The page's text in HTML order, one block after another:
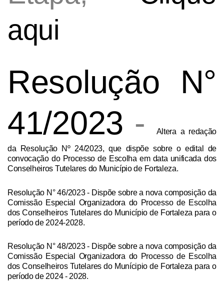
aqui
Resolução N°
41/2023 -
Altera a redação
da Resolução Nº 24/2023, que dispõe sobre o edital de
convocação do Processo de Escolha em data unificada dos
Conselheiros Tutelares do Município de Fortaleza.
Resolução N° 46/2023- Dispõe sobre a nova composição da
Comissão Especial Organizadora do Processo de Escolha
dos Conselheiros Tutelares do Município de Fortaleza para o
período de 2024-2028.
Resolução N° 48/2023- Dispõe sobre a nova composição da
Comissão Especial Organizadora do Processo de Escolha
dos Conselheiros Tutelares do Munícipio de Fortaleza para o
período de 2024 - 2028.